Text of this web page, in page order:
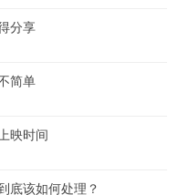
分享
简单
映时间
底该如何处理？